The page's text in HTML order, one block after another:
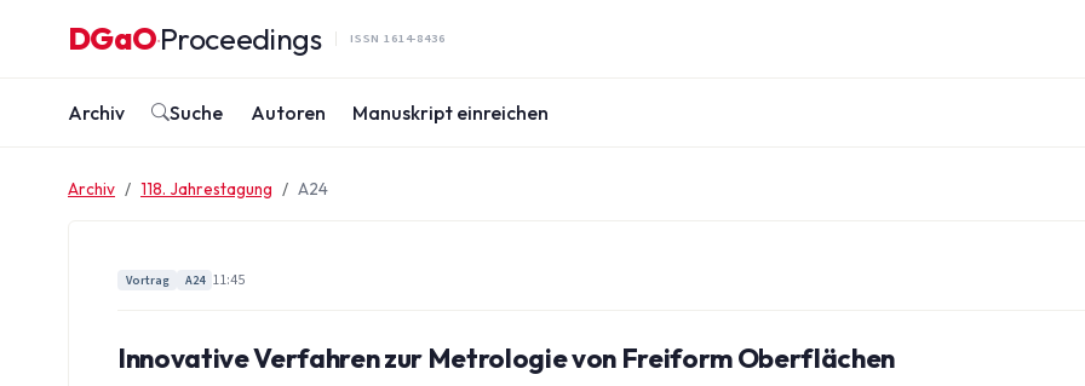
DGaO·Proceedings ISSN 1614-8436
Archiv Suche Autoren Manuskript einreichen
Archiv 118. Jahrestagung A24
Vortrag A24 11:45
Innovative Verfahren zur Metrologie von Freiform Oberflächen